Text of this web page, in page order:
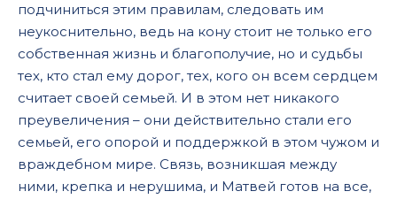
подчиниться этим правилам, следовать им
неукоснительно, ведь на кону стоит не только его
собственная жизнь и благополучие, но и судьбы
тех, кто стал ему дорог, тех, кого он всем сердцем
считает своей семьей. И в этом нет никакого
преувеличения – они действительно стали его
семьей, его опорой и поддержкой в этом чужом и
враждебном мире. Связь, возникшая между
ними, крепка и нерушима, и Матвей готов на все,